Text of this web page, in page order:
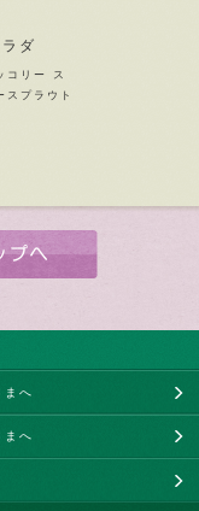
ダ
コリー ス
スプラウト
まへ
まへ